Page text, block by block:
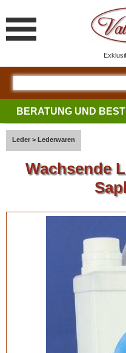
BERATUNG UND
Leder > Lederwaren
Wachsende